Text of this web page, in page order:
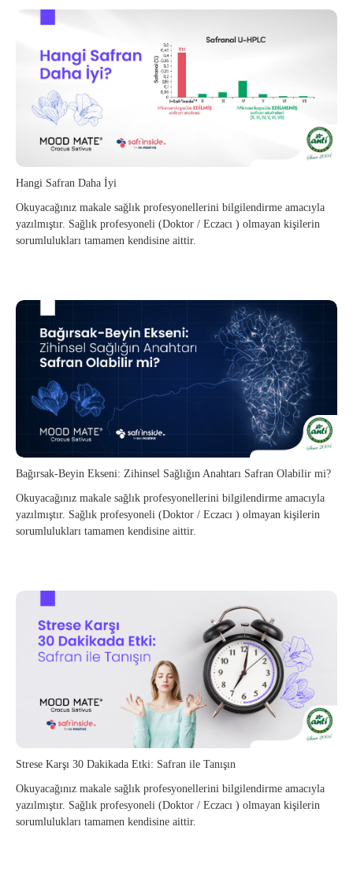
Hangi Safran Daha İyi
Okuyacağınız makale sağlık profesyonellerini bilgilendirme amacıyla
yazılmıştır. Sağlık profesyoneli (Doktor / Eczacı ) olmayan kişilerin
sorumlulukları tamamen kendisine aittir.
Bağırsak-Beyin Ekseni: Zihinsel Sağlığın Anahtarı Safran Olabilir mi?
Okuyacağınız makale sağlık profesyonellerini bilgilendirme amacıyla
yazılmıştır. Sağlık profesyoneli (Doktor / Eczacı ) olmayan kişilerin
sorumlulukları tamamen kendisine aittir.
Strese Karşı 30 Dakikada Etki: Safran ile Tanışın
Okuyacağınız makale sağlık profesyonellerini bilgilendirme amacıyla
yazılmıştır. Sağlık profesyoneli (Doktor / Eczacı ) olmayan kişilerin
sorumlulukları tamamen kendisine aittir.